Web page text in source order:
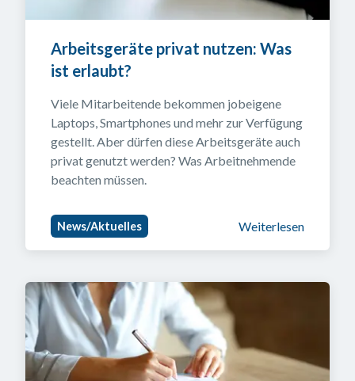
Arbeitsgeräte privat nutzen: Was
ist erlaubt?
Viele Mitarbeitende bekommen jobeigene
Laptops, Smartphones und mehr zur Verfügung
gestellt. Aber dürfen diese Arbeitsgeräte auch
privat genutzt werden? Was Arbeitnehmende
beachten müssen.
News/Aktuelles Weiterlesen